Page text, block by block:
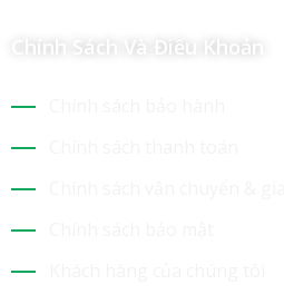
Chính Sách Và Điều Khoản